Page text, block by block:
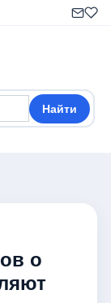
Найти
о